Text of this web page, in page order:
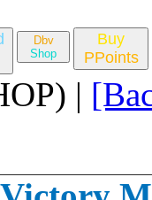
Dbv
Shop
Buy
PPoints
|